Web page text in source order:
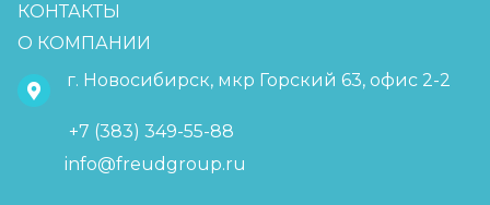
КОНТАКТЫ
О КОМПАНИИ
г. Новосибирск, мкр Горский 63, офис 2-2
+7 (383) 349-55-88
info@freudgroup.ru